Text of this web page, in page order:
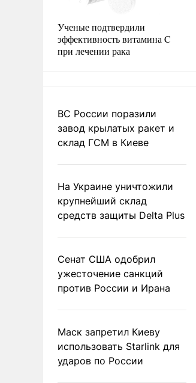
Ученые подтвердили
эффективность витамина C
при лечении рака
ВС России поразили
завод крылатых ракет и
склад ГСМ в Киеве
На Украине уничтожили
крупнейший склад
средств защиты Delta Plus
Сенат США одобрил
ужесточение санкций
против России и Ирана
Маск запретил Киеву
использовать Starlink для
ударов по России